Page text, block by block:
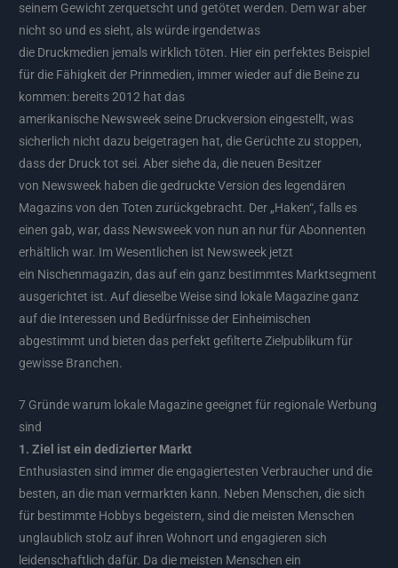
seinem Gewicht zerquetscht und getötet werden. Dem war aber
nicht so und es sieht, als würde irgendetwas
die Druckmedien jemals wirklich töten. Hier ein perfektes Beispiel
für die Fähigkeit der Prinmedien, immer wieder auf die Beine zu
kommen: bereits 2012 hat das
amerikanische Newsweek seine Druckversion eingestellt, was
sicherlich nicht dazu beigetragen hat, die Gerüchte zu stoppen,
dass der Druck tot sei. Aber siehe da, die neuen Besitzer
von Newsweek haben die gedruckte Version des legendären
Magazins von den Toten zurückgebracht. Der „Haken“, falls es
einen gab, war, dass Newsweek von nun an nur für Abonnenten
erhältlich war. Im Wesentlichen ist Newsweek jetzt
ein Nischenmagazin, das auf ein ganz bestimmtes Marktsegment
ausgerichtet ist. Auf dieselbe Weise sind lokale Magazine ganz
auf die Interessen und Bedürfnisse der Einheimischen
abgestimmt und bieten das perfekt gefilterte Zielpublikum für
gewisse Branchen.
7 Gründe warum lokale Magazine geeignet für regionale Werbung
sind
1. Ziel ist ein dedizierter Markt
Enthusiasten sind immer die engagiertesten Verbraucher und die
besten, an die man vermarkten kann. Neben Menschen, die sich
für bestimmte Hobbys begeistern, sind die meisten Menschen
unglaublich stolz auf ihren Wohnort und engagieren sich
leidenschaftlich dafür. Da die meisten Menschen ein